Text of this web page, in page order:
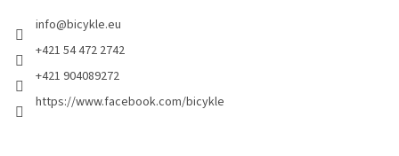
info@bicykle.eu
+421 54 472 2742
+421 904089272
https://www.facebook.com/bicykle